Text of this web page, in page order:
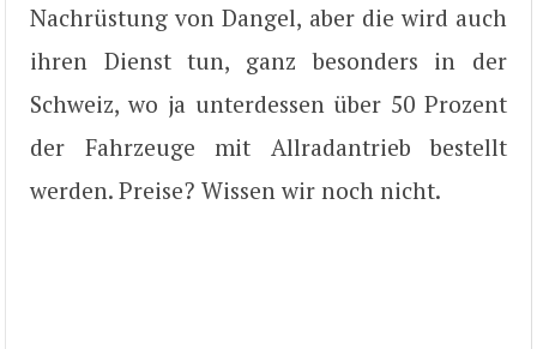
Nachrüstung von Dangel, aber die wird auch
ihren Dienst tun, ganz besonders in der
Schweiz, wo ja unterdessen über 50 Prozent
der Fahrzeuge mit Allradantrieb bestellt
werden. Preise? Wissen wir noch nicht.